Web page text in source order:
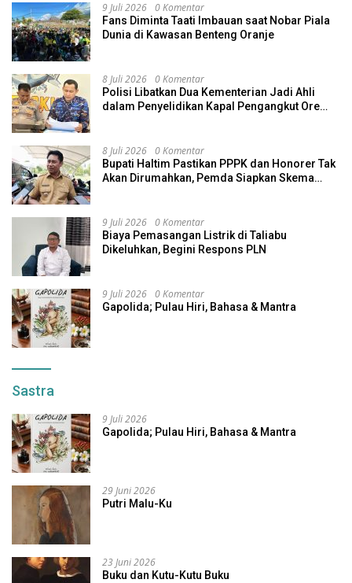
9 Juli 2026 0 Komentar
Fans Diminta Taati Imbauan saat Nobar Piala
Dunia di Kawasan Benteng Oranje
8 Juli 2026 0 Komentar
Polisi Libatkan Dua Kementerian Jadi Ahli
dalam Penyelidikan Kapal Pengangkut Ore
8 Juli 2026 0 Komentar
Bupati Haltim Pastikan PPPK dan Honorer Tak
Akan Dirumahkan, Pemda Siapkan Skema
9 Juli 2026 0 Komentar
Biaya Pemasangan Listrik di Taliabu
Dikeluhkan, Begini Respons PLN
9 Juli 2026 0 Komentar
Gapolida; Pulau Hiri, Bahasa & Mantra
Sastra
9 Juli 2026
Gapolida; Pulau Hiri, Bahasa & Mantra
29 Juni 2026
Putri Malu-Ku
23 Juni 2026
Buku dan Kutu-Kutu Buku